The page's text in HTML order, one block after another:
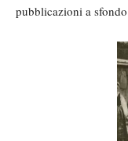
pubblicazioni a